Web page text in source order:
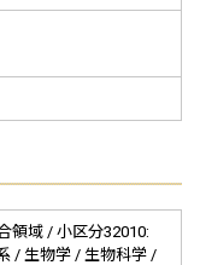
領域 / 小区分32010:
/ 生物学 / 生物科学 /